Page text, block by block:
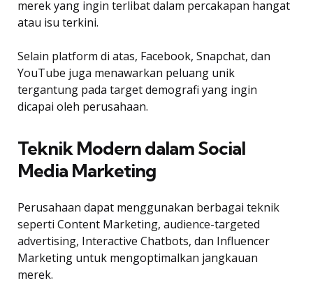
merek yang ingin terlibat dalam percakapan hangat
atau isu terkini.
Selain platform di atas, Facebook, Snapchat, dan
YouTube juga menawarkan peluang unik
tergantung pada target demografi yang ingin
dicapai oleh perusahaan.
Teknik Modern dalam Social
Media Marketing
Perusahaan dapat menggunakan berbagai teknik
seperti Content Marketing, audience-targeted
advertising, Interactive Chatbots, dan Influencer
Marketing untuk mengoptimalkan jangkauan
merek.